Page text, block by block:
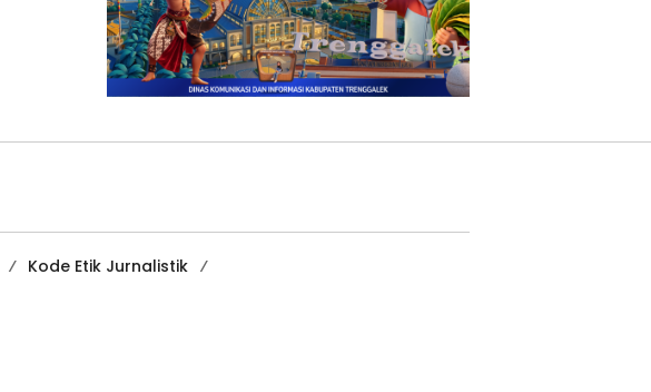
Kode Etik Jurnalistik